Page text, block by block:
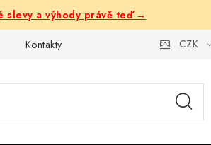
slevy a výhody právě teď →
Kontakty CZK